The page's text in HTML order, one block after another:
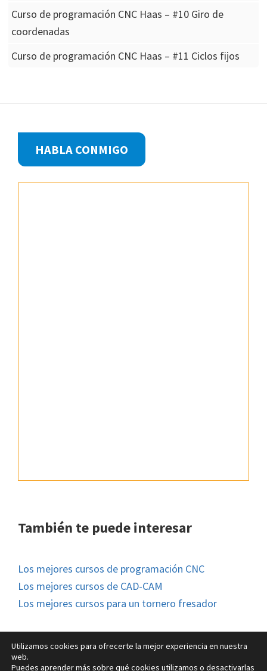
Curso de programación CNC Haas – #10 Giro de
coordenadas
Curso de programación CNC Haas – #11 Ciclos fijos
FooterHABLA CONMIGO
También te puede interesar
Los mejores cursos de programación CNC
Los mejores cursos de CAD-CAM
Los mejores cursos para un tornero fresador
Utilizamos cookies para ofrecerte la mejor experiencia en nuestra
web.
Puedes aprender más sobre qué cookies utilizamos o desactivarlas